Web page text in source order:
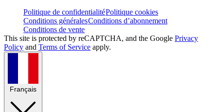
Politique de confidentialitéPolitique cookies
Conditions généralesConditions d’abonnement
Conditions de vente
This site is protected by reCAPTCHA, and the Google Privacy
Policy and Terms of Service apply.
Français